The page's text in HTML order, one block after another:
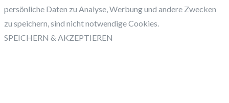
persönliche Daten zu Analyse, Werbung und andere Zwecken
zu speichern, sind nicht notwendige Cookies.
SPEICHERN & AKZEPTIEREN